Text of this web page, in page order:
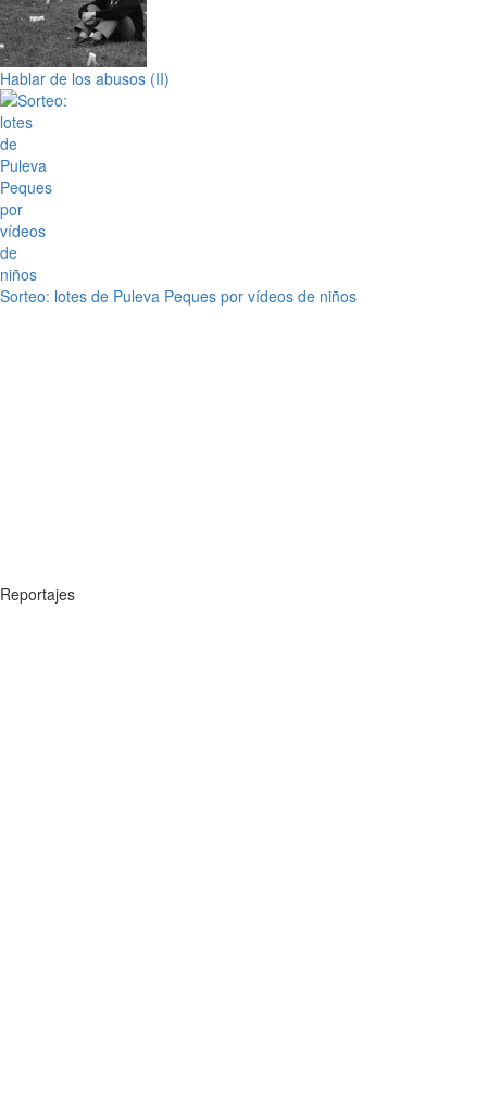
Hablar de los abusos (II)
Sorteo: lotes de Puleva Peques por vídeos de niños
Reportajes